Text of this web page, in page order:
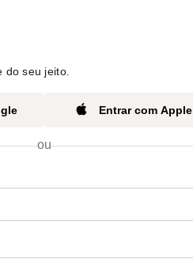
do seu jeito.
Entrar com Apple
ou